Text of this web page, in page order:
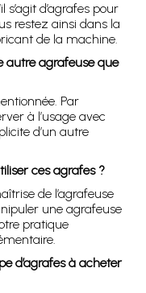
d’agrafes pour
restez ainsi dans la
de la machine.
autre agrafeuse que
Par
à l’usage avec
d’un autre
ces agrafes ?
de l’agrafeuse
une agrafeuse
pratique
d’agrafes à acheter